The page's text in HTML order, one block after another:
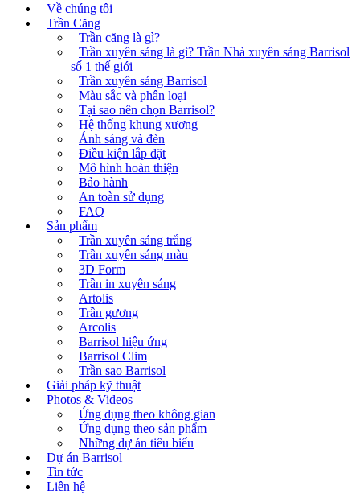
Về chúng tôi
Trần Căng
Trần căng là gì?
Trần xuyên sáng là gì? Trần Nhà xuyên sáng Barrisol
số 1 thế giới
Trần xuyên sáng Barrisol
Màu sắc và phân loại
Tại sao nên chọn Barrisol?
Hệ thống khung xương
Ánh sáng và đèn
Điều kiện lắp đặt
Mô hình hoàn thiện
Bảo hành
An toàn sử dụng
FAQ
Sản phẩm
Trần xuyên sáng trắng
Trần xuyên sáng màu
3D Form
Trần in xuyên sáng
Artolis
Trần gương
Arcolis
Barrisol hiệu ứng
Barrisol Clim
Trần sao Barrisol
Giải pháp kỹ thuật
Photos & Videos
Ứng dụng theo không gian
Ứng dụng theo sản phẩm
Những dự án tiêu biểu
Dự án Barrisol
Tin tức
Liên hệ